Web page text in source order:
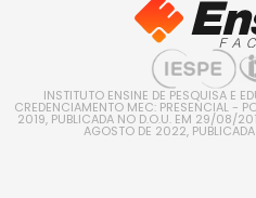
INSTITUTO ENSINE DE PESQUISA
CREDENCIAMENTO MEC: PRESENCIAL -
2019, PUBLICADA NO D.O.U. EM 29/08/
AGOSTO DE 2022,